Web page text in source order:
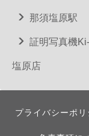
那須塩原駅
証明写真機
塩原店
プライバシーポリ